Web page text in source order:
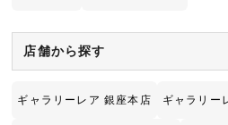
店舗から探す
ギャラリーレア 銀座本店 ギャラリー